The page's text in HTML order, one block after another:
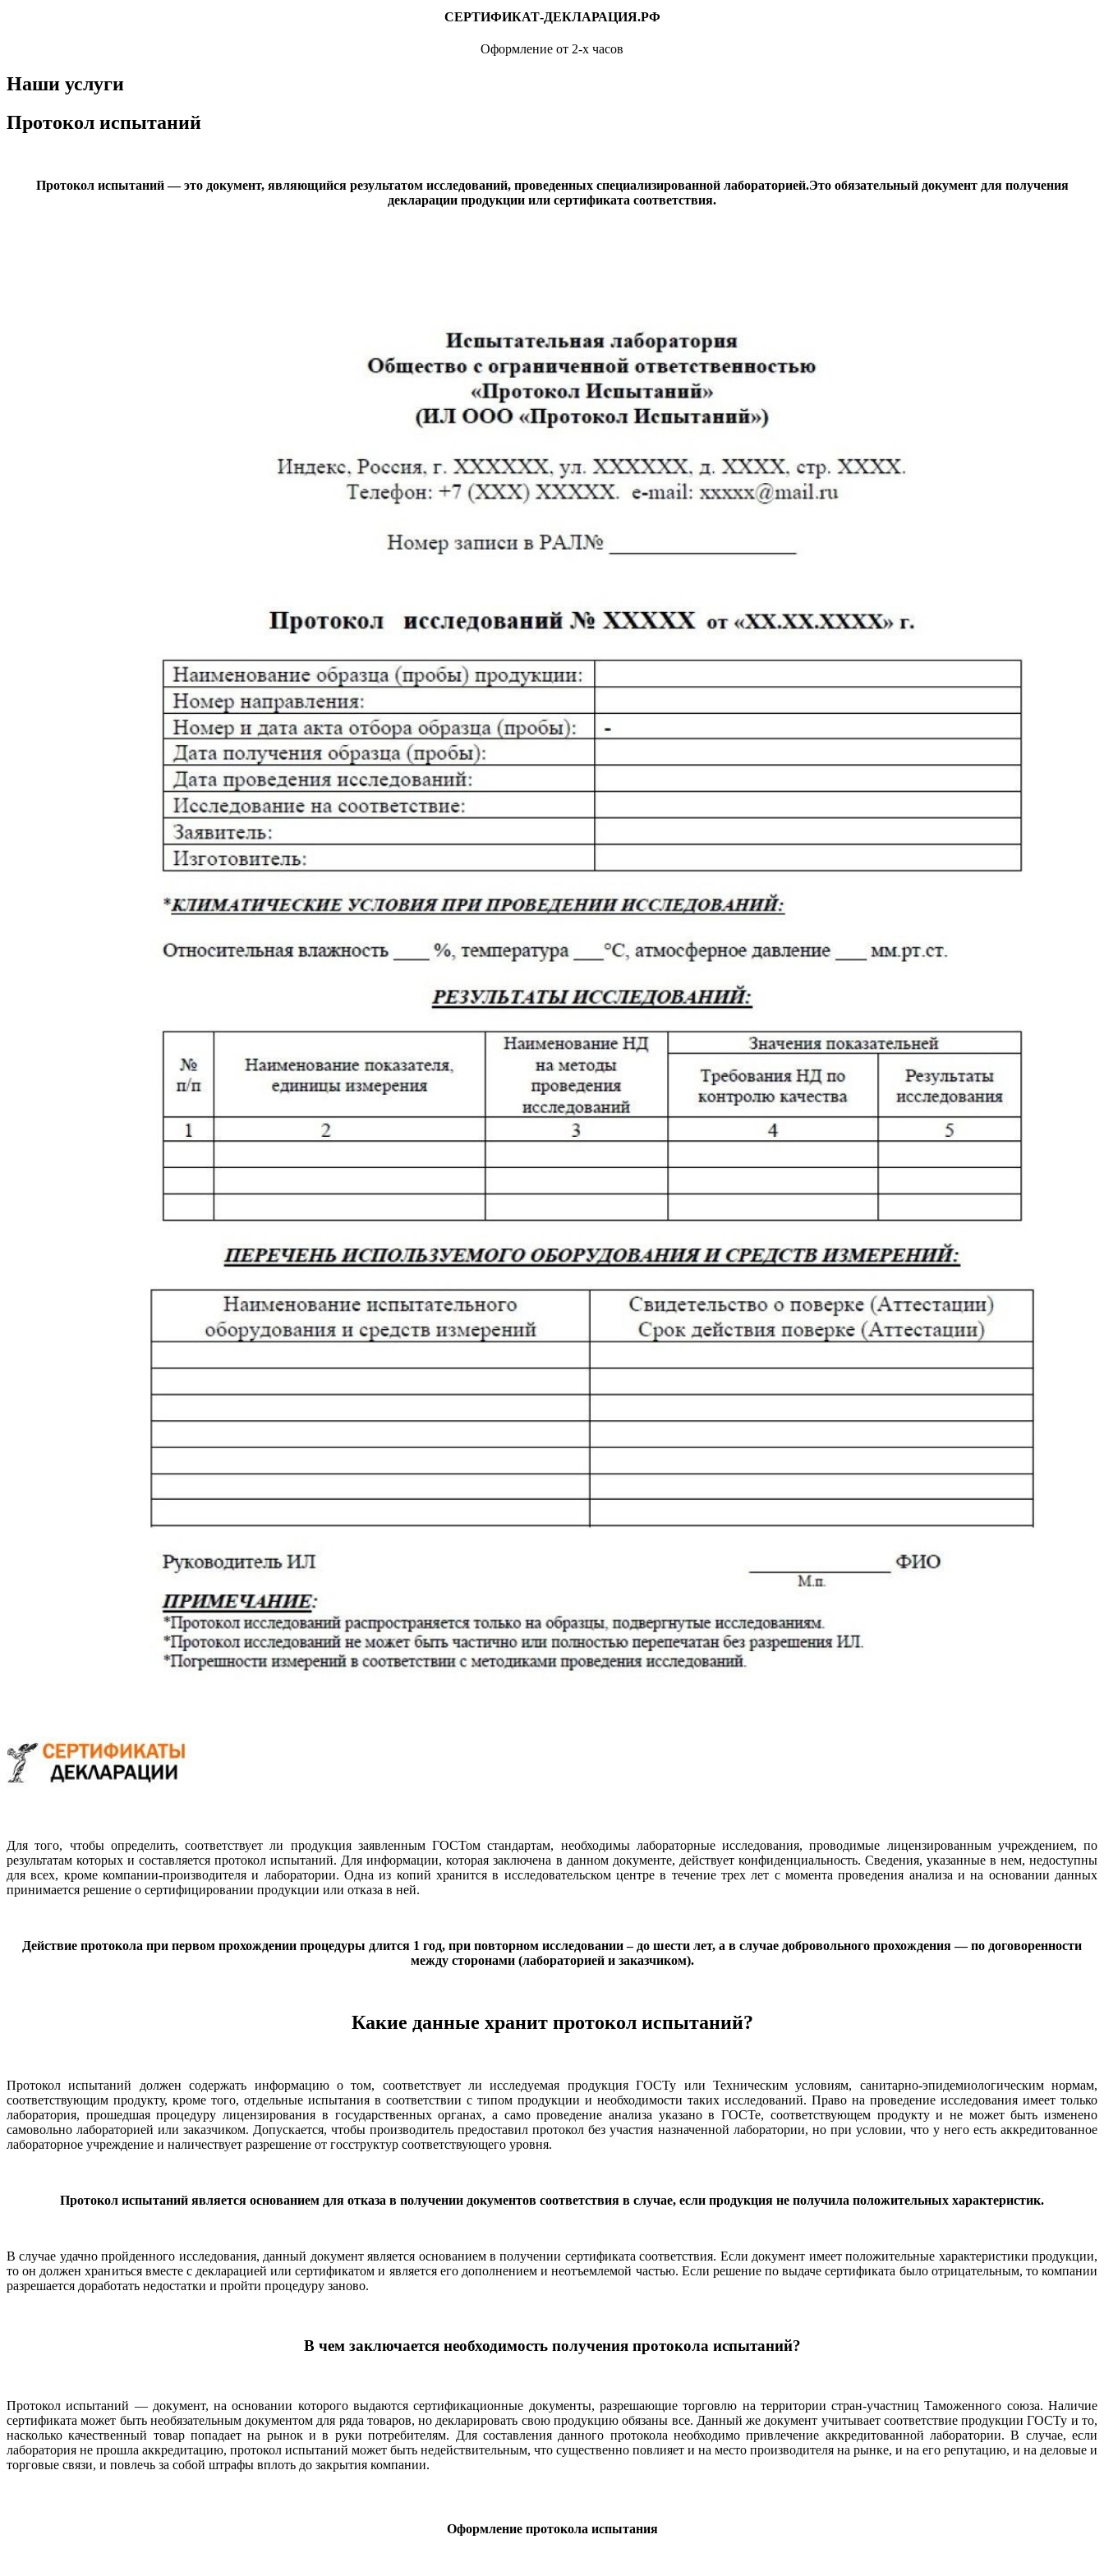
СЕРТИФИКАТ-ДЕКЛАРАЦИЯ.РФ
Оформление от 2-х часов
Наши услуги
Протокол испытаний
Протокол испытаний — это документ, являющийся результатом исследований, проведенных специализированной лабораторией.Это обязательный документ для получения
декларации продукции или сертификата соответствия.
Для того, чтобы определить, соответствует ли продукция заявленным ГОСТом стандартам, необходимы лабораторные исследования, проводимые лицензированным учреждением, по
результатам которых и составляется протокол испытаний. Для информации, которая заключена в данном документе, действует конфиденциальность. Сведения, указанные в нем, недоступны
для всех, кроме компании-производителя и лаборатории. Одна из копий хранится в исследовательском центре в течение трех лет с момента проведения анализа и на основании данных
принимается решение о сертифицировании продукции или отказа в ней.
Действие протокола при первом прохождении процедуры длится 1 год, при повторном исследовании – до шести лет, а в случае добровольного прохождения — по договоренности
между сторонами (лабораторией и заказчиком).
Какие данные хранит протокол испытаний?
Протокол испытаний должен содержать информацию о том, соответствует ли исследуемая продукция ГОСТу или Техническим условиям, санитарно-эпидемиологическим нормам,
соответствующим продукту, кроме того, отдельные испытания в соответствии с типом продукции и необходимости таких исследований. Право на проведение исследования имеет только
лаборатория, прошедшая процедуру лицензирования в государственных органах, а само проведение анализа указано в ГОСТе, соответствующем продукту и не может быть изменено
самовольно лабораторией или заказчиком. Допускается, чтобы производитель предоставил протокол без участия назначенной лаборатории, но при условии, что у него есть аккредитованное
лабораторное учреждение и наличествует разрешение от госструктур соответствующего уровня.
Протокол испытаний является основанием для отказа в получении документов соответствия в случае, если продукция не получила положительных характеристик.
В случае удачно пройденного исследования, данный документ является основанием в получении сертификата соответствия. Если документ имеет положительные характеристики продукции,
то он должен храниться вместе с декларацией или сертификатом и является его дополнением и неотъемлемой частью. Если решение по выдаче сертификата было отрицательным, то компании
разрешается доработать недостатки и пройти процедуру заново.
В чем заключается необходимость получения протокола испытаний?
Протокол испытаний — документ, на основании которого выдаются сертификационные документы, разрешающие торговлю на территории стран-участниц Таможенного союза. Наличие
сертификата может быть необязательным документом для ряда товаров, но декларировать свою продукцию обязаны все. Данный же документ учитывает соответствие продукции ГОСТу и то,
насколько качественный товар попадает на рынок и в руки потребителям. Для составления данного протокола необходимо привлечение аккредитованной лаборатории. В случае, если
лаборатория не прошла аккредитацию, протокол испытаний может быть недействительным, что существенно повлияет и на место производителя на рынке, и на его репутацию, и на деловые и
торговые связи, и повлечь за собой штрафы вплоть до закрытия компании.
Оформление протокола испытания